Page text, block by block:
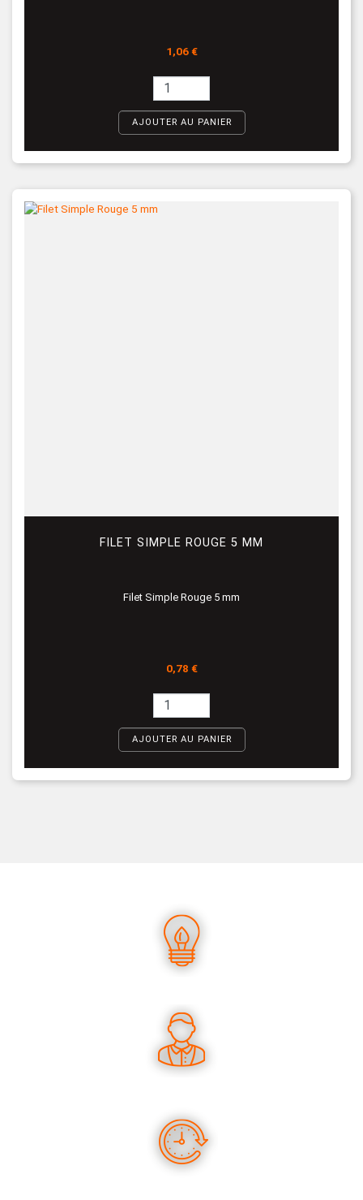
Prix
1,06 €
AJOUTER AU PANIER
FILET SIMPLE ROUGE 5 MM
Filet Simple Rouge 5 mm
Prix
0,78 €
AJOUTER AU PANIER